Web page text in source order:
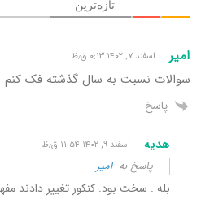
تازه‌ترین
امیر اسفند ۷, ۱۴۰۲ ۰:۱۳ ق٫ظ
سوالات نسبت به سال گذشته فک
پاسخ
هدیه اسفند ۹, ۱۴۰۲ ۱۱:۵۴ ق٫ظ
پاسخ بهامیر
بله . سخت بود. کنکور تغییر دادند